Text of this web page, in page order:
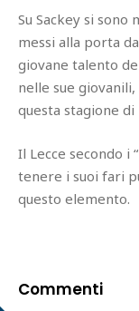
Su Sackey si
messi alla porta
giovane talento
nelle sue
questa stagione di
Il Lecce secondo i
tenere i suoi fari
questo elemento.
Commenti